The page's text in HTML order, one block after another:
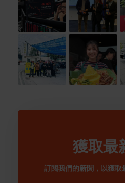
獲取最
訂閱我們的新聞，以獲取